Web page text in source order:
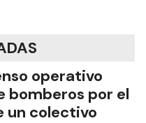
operativo
bomberos por el
un colectivo